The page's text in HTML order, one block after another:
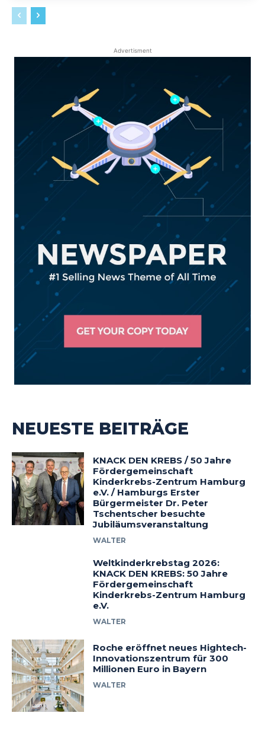
Advertisment
NEUESTE BEITRÄGE
KNACK DEN KREBS / 50 Jahre
Fördergemeinschaft
Kinderkrebs-Zentrum Hamburg
e.V. / Hamburgs Erster
Bürgermeister Dr. Peter
Tschentscher besuchte
Jubiläumsveranstaltung
WALTER
Weltkinderkrebstag 2026:
KNACK DEN KREBS: 50 Jahre
Fördergemeinschaft
Kinderkrebs-Zentrum Hamburg
e.V.
WALTER
Roche eröffnet neues Hightech-
Innovationszentrum für 300
Millionen Euro in Bayern
WALTER